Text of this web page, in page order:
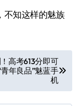
知这样的魅族
高考613分即可
青年良品”魅蓝手
机